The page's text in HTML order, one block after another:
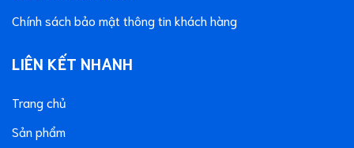
Chính sách bảo mật thông tin khách hàng
LIÊN KẾT NHANH
Trang chủ
Sản phẩm